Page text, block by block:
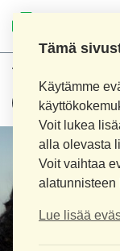
Tämä
Käytämme
Voit lukea
alla olevasta
Voit vaihtaa
alatunnisteen
Lue lisää
Tuotehaku: